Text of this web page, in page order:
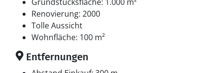
In der Ferienunterkunft gibt es 1 Fernseher mit Smart-
TV.1 Stück Video. Radio. CD-Player. Keine
Fernsehsender - nur Streaming. Es steht kabellose
Internetverbindung zur Verfügung.
Renovierung: 2000
Tolle Aussicht
Wohnfläche: 100 m²
Entfernungen